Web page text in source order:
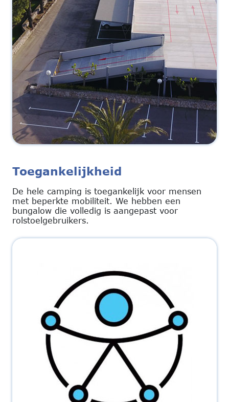
Toegankelijkheid
De hele camping is toegankelijk voor mensen
met beperkte mobiliteit. We hebben een
bungalow die volledig is aangepast voor
rolstoelgebruikers.